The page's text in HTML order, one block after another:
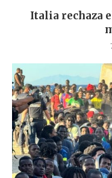
Italia rechaza